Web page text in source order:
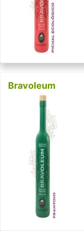
Bravoleum